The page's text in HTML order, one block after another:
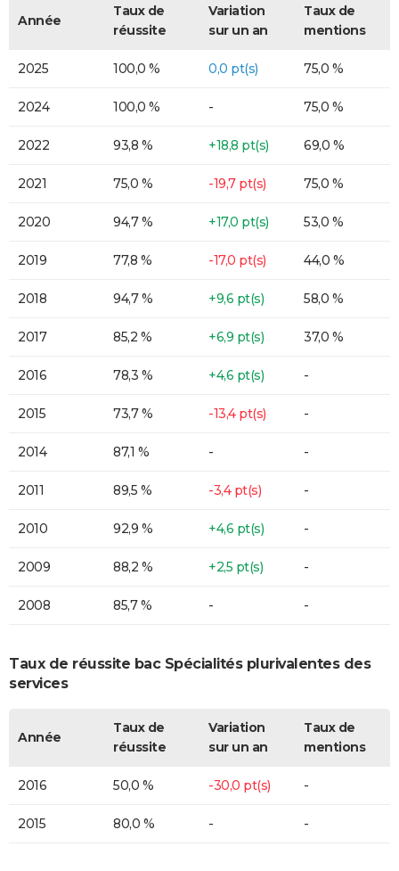
Année
Taux de
réussite
Variation
sur un an
Taux de
mentions
2025 100,0 % 0,0 pt(s) 75,0 %
2024 100,0 % - 75,0 %
2022 93,8 % +18,8 pt(s) 69,0 %
2021 75,0 % -19,7 pt(s) 75,0 %
2020 94,7 % +17,0 pt(s) 53,0 %
2019 77,8 % -17,0 pt(s) 44,0 %
2018 94,7 % +9,6 pt(s) 58,0 %
2017 85,2 % +6,9 pt(s) 37,0 %
2016 78,3 % +4,6 pt(s) -
2015 73,7 % -13,4 pt(s) -
2014 87,1 % - -
2011 89,5 % -3,4 pt(s) -
2010 92,9 % +4,6 pt(s) -
2009 88,2 % +2,5 pt(s) -
2008 85,7 % - -
Taux de réussite bac Spécialités plurivalentes des
services
Année
Taux de
réussite
Variation
sur un an
Taux de
mentions
2016 50,0 % -30,0 pt(s) -
2015 80,0 % - -